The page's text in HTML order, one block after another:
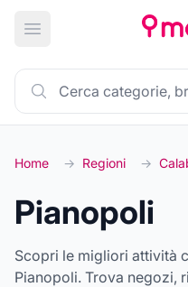
Apri menu principale
Home → Regioni →
Pianopoli
Scopri le migliori attività
Pianopoli. Trova negozi,